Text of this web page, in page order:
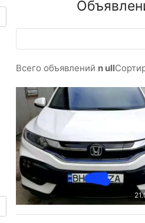
Всего объявлений n ull